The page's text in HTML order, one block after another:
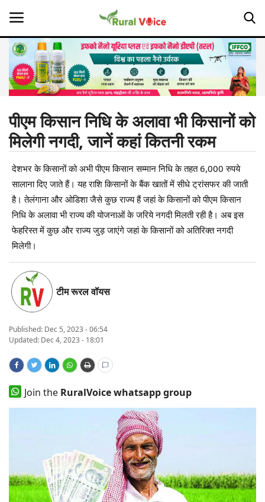
Home
Contact
About Us
Leadership Profiles
Opinion
Politics
States
Events
Agribusiness
Agritech
Cooperatives
Rural Dialogue
Ground Report
पीएम किसान निधि के अलावा भी किसानों को
मिलेगी नगदी, जानें कहां कितनी रकम
देशभर के किसानों को अभी पीएम किसान सम्मान निधि के तहत 6,000 रुपये
सालाना दिए जाते हैं। यह राशि किसानों के बैंक खातों में सीधे ट्रांसफर की जाती
है। तेलंगाना और ओडिशा जैसे कुछ राज्य हैं जहां के किसानों को पीएम किसान
निधि के अलावा भी राज्य की योजनाओं के जरिये नगदी मिलती रही है। अब इस
फेहरिस्त में कुछ और राज्य जुड़ जाएंगे जहां के किसानों को अतिरिक्त नगदी
मिलेगी।
टीम रूरल वॉयस
Published: Dec 5, 2023 - 06:54
Updated: Dec 4, 2023 - 18:01
Join the RuralVoice whatsapp group